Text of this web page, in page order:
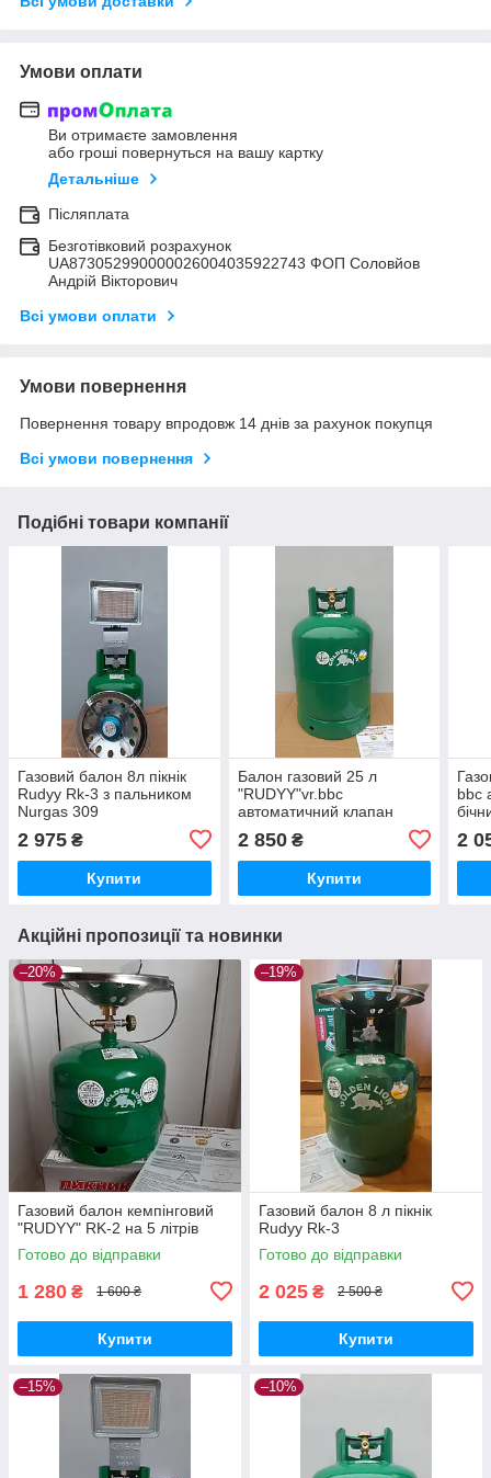
Умови оплати
Ви отримаєте замовлення
або гроші повернуться на вашу картку
Детальніше
Післяплата
Безготівковий розрахунок
UA873052990000026004035922743 ФОП Соловйов
Андрій Вікторович
Всі умови оплати
Умови повернення
Повернення товару впродовж 14 днів за рахунок покупця
Всі умови повернення
Подібні товари компанії
Газовий балон 8л пікнік
Rudyy Rk-3 з пальником
Nurgas 309
2 975 ₴
Купити
Балон газовий 25 л
"RUDYY"vr.bbc
автоматичний клапан
2 850₴
Купити
bbс
2
Акційні пропозиції та новинки
–20%
Газовий балон кемпінговий
"RUDYY" RK-2 на 5 літрів
Готово до відправки
1 280 ₴ 1 600 ₴
Купити
–19%
Газовий балон 8 л пікнік
Rudyy Rk-3
Готово до відправки
2 025 ₴ 2 500 ₴
Купити
–15% –10%